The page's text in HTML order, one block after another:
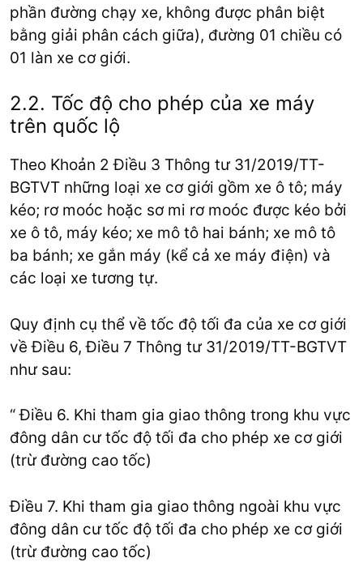
phần đường chạy xe, không được phân biệt
bằng giải phân cách giữa), đường 01 chiều có
01 làn xe cơ giới.
2.2. Tốc độ cho phép của xe máy
trên quốc lộ
Theo Khoản 2 Điều 3 Thông tư 31/2019/TT-
BGTVT những loại xe cơ giới gồm xe ô tô; máy
kéo; rơ moóc hoặc sơ mi rơ moóc được kéo bởi
xe ô tô, máy kéo; xe mô tô hai bánh; xe mô tô
ba bánh; xe gắn máy (kể cả xe máy điện) và
các loại xe tương tự.
Quy định cụ thể về tốc độ tối đa của xe cơ giới
về Điều 6, Điều 7 Thông tư 31/2019/TT-BGTVT
như sau:
“ Điều 6. Khi tham gia giao thông trong khu vực
đông dân cư tốc độ tối đa cho phép xe cơ giới
(trừ đường cao tốc)
Điều 7. Khi tham gia giao thông ngoài khu vực
đông dân cư tốc độ tối đa cho phép xe cơ giới
(trừ đường cao tốc)